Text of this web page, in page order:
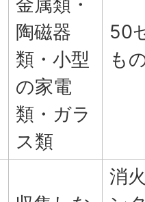
金属類・
陶磁器
類・小型
の家電
類・ガラ
ス類
50
も
消